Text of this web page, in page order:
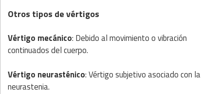
Otros tipos de vértigos
Vértigo mecánico: Debido al movimiento o vibración
continuados del cuerpo.
Vértigo neurasténico: Vértigo subjetivo asociado con la
neurastenia.